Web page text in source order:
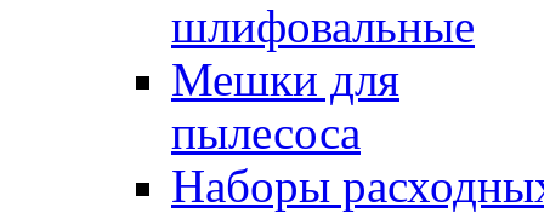
шлифовальные
Мешки для
пылесоса
Наборы